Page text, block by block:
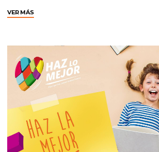
VER MÁS"INVITA
PRUEBA
ESCÉNICA
“LOS
DESCALZOS”
DE
ANTARES
DANZA
CONTEMPORÁNEA."